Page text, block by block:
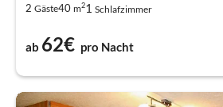
2 Gäste40 m21 Schlafzimmer
ab 62€ pro Nacht